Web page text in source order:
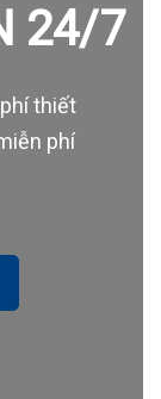
24/7
thiết
phí